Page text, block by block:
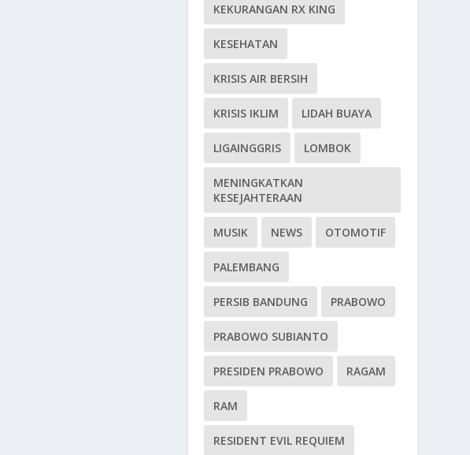
KEKURANGAN RX KING
KESEHATAN
KRISIS AIR BERSIH
KRISIS IKLIM LIDAH BUAYA
LIGAINGGRIS LOMBOK
MENINGKATKAN
KESEJAHTERAAN
MUSIK NEWS OTOMOTIF
PALEMBANG
PERSIB BANDUNG PRABOWO
PRABOWO SUBIANTO
PRESIDEN PRABOWO RAGAM
RAM
RESIDENT EVIL REQUIEM